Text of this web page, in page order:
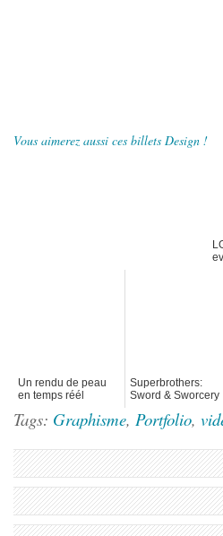
Vous aimerez aussi ces billets Design !
Un rendu de peau
en temps réél
Superbrothers:
Sword & Sworcery
Tags: Graphisme, Portfolio,